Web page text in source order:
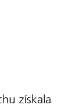
získala